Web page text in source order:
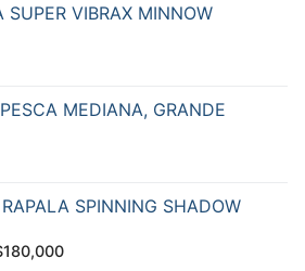
SUPER VIBRAX MINNOW
MEDIANA, GRANDE
SPINNING SHADOW
180,000El